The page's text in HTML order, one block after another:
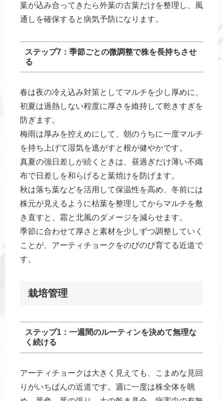
葉が込み合ってきたら外葉の古葉だけを整理し、風
通しを確保すると病気予防になります。
ステップ7：季節ごとの微調整で株を長持ちさせ
る
春は夜の冷え込み対策としてマルチを少し厚めに、
初夏は過熱しない程度に厚さを維持して乾きすぎを
防ぎます。
梅雨は厚みを控えめにして、朝のうちに一度マルチ
を持ち上げて湿気を逃がすと根が健やかです。
真夏の強日差しが続くときは、昼過ぎだけ薄い不織
布で日差しを和らげると葉焼けを防げます。
秋は落ち葉などを活用して保温性を高め、冬前には
株元が見えるように枯葉を整理してからマルチを敷
き直すと、霜と北風のダメージを減らせます。
季節に合わせて厚さと素材を少しずつ調整していく
ことが、アーティチョークをのびのび育てる近道で
す。
栽培管理
ステップ1：一週間のルーティンを決めて無理な
く続ける
アーティチョークは大きく見えても、こまめな見回
りがいちばんの近道です。週に一度は株全体を眺